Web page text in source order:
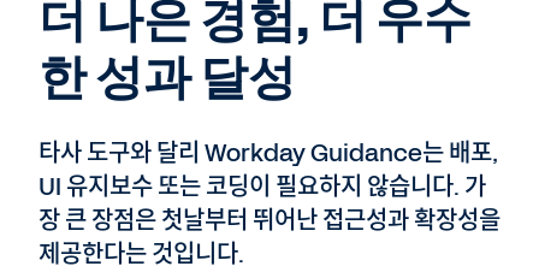
더 나은 경험, 더 우수
한 성과 달성
타사 도구와 달리 Workday Guidance는 배포,
UI 유지보수 또는 코딩이 필요하지 않습니다. 가
장 큰 장점은 첫날부터 뛰어난 접근성과 확장성을
제공한다는 것입니다.